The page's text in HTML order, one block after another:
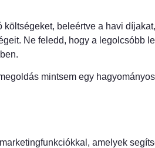
beleértve a havi
Ne feledd, hogy a legolcsóbb
mintsem egy
amelyek